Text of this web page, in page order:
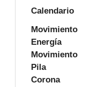
Calendario
Movimiento
Energía
Movimiento
Pila
Corona